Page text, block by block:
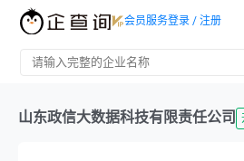
会员服务登录 / 注册
山东政信大数据科技有限责任公司